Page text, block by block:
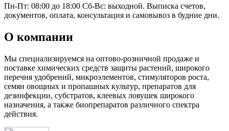
Пн-Пт: 08:00 до 18:00 Сб-Вс: выходной. Выписка счетов,
документов, оплата, консультация и самовывоз в будние дни.
О компании
Мы специализируемся на оптово-розничной продаже и
поставке химических средств защиты растений, широкого
перечня удобрений, микроэлементов, стимуляторов роста,
семян овощных и пропашных культур, препаратов для
дезинфекции, субстратов, клеевых ловушек широкого
назначения, а также биопрепаратов различного спектра
действия.